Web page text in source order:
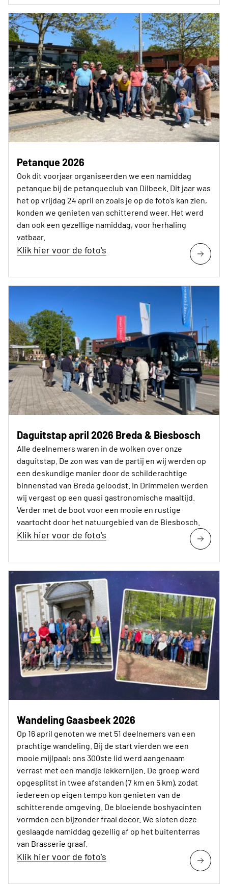
Petanque 2026
Ook dit voorjaar organiseerden we een namiddag
petanque bij de petanqueclub van Dilbeek. Dit jaar was
het op vrijdag 24 april en zoals je op de foto’s kan zien,
konden we genieten van schitterend weer. Het werd
dan ook een gezellige namiddag, voor herhaling
vatbaar.
Klik hier voor de foto's
Daguitstap april 2026 Breda & Biesbosch
Alle deelnemers waren in de wolken over onze
daguitstap. De zon was van de partij en wij werden op
een deskundige manier door de schilderachtige
binnenstad van Breda geloodst. In Drimmelen werden
wij vergast op een quasi gastronomische maaltijd.
Verder met de boot voor een mooie en rustige
vaartocht door het natuurgebied van de Biesbosch.
Klik hier voor de foto's
Wandeling Gaasbeek 2026
Op 16 april genoten we met 51 deelnemers van een
prachtige wandeling. Bij de start vierden we een
mooie mijlpaal: ons 300ste lid werd aangenaam
verrast met een mandje lekkernijen. De groep werd
opgesplitst in twee afstanden (7 km en 5 km), zodat
iedereen op eigen tempo kon genieten van de
schitterende omgeving. De bloeiende boshyacinten
vormden een bijzonder fraai decor. We sloten deze
geslaagde namiddag gezellig af op het buitenterras
van Brasserie graaf.
Klik hier voor de foto's